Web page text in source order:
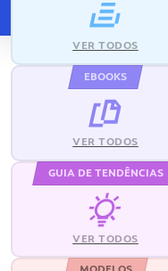
VER TODOS
EBOOKS
VER TODOS
GUIA DE TENDÊNCIAS
VER TODOS